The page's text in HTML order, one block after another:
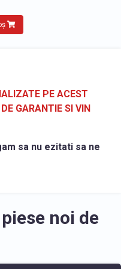
PE ACEST
GARANTIE SI VIN
sa nu ezitati sa ne
piese noi de